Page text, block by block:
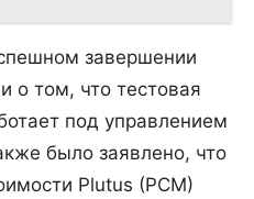
завершении
о том, что тестовая
под управлением
было заявлено, что
Plutus (PCM)